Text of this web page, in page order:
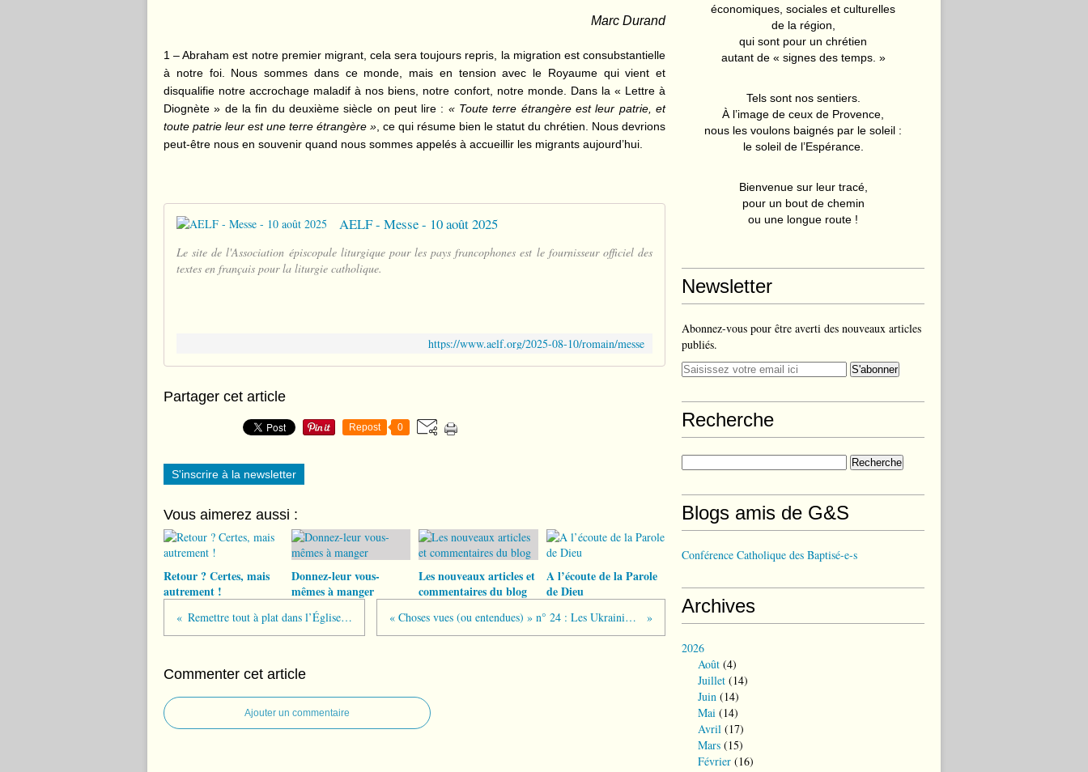
Marc Durand
1 – Abraham est notre premier migrant, cela sera toujours repris, la migration est consubstantielle
à notre foi. Nous sommes dans ce monde , mais en tension avec le Royaume qui vient et
disqualifie notre accrochage maladif à nos biens, notre confort, notre monde. Dans la « Lettre à
Diognète » de la fin du deuxième siècle on peut lire : « Toute terre étrangère est leur patrie, et
toute patrie leur est une terre étrangère » , ce qui résume bien le statut du chrétien. Nous devrions
peut-être nous en souvenir quand nous sommes appelés à accueillir les migrants aujourd’hui.
AELF - Messe - 10 août 2025
Le site de l'Association épiscopale liturgique pour les pays francophones est le fournisseur officiel des
textes en français pour la liturgie catholique.
https://www.aelf.org/2025-08-10/romain/messe
Partager cet article
Repost 0
S'inscrire à la newsletter
Vous aimerez aussi :
Retour ? Certes, mais
autrement !
Donnez-leur vous-
mêmes à manger
Les nouveaux articles et
commentaires du blog
A l’écoute de la Parole
de Dieu
Remettre tout à plat dans l’Église, si l’on veut qu’elle soutienne notre Foi « Choses vues (ou entendues) » n° 24 : Les Ukrainiens n’ont-ils pas une manière de chance dans leur malheur ?
Commenter cet article
Ajouter un commentaire
économiques, sociales et culturelles
de la région,
qui sont pour un chrétien
autant de « signes des temps. »
Tels sont nos sentiers.
À l’image de ceux de Provence,
nous les voulons baignés par le soleil :
le soleil de l’Espérance.
Bienvenue sur leur tracé,
pour un bout de chemin
ou une longue route !
Newsletter
Abonnez-vous pour être averti des nouveaux articles
publiés.
Recherche
Blogs amis de G&S
Conférence Catholique des Baptisé-e-s
Archives
2026
Août (4)
Juillet (14)
Juin (14)
Mai (14)
Avril (17)
Mars (15)
Février (16)